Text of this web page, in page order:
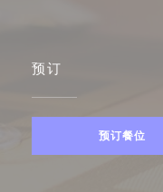
预订
预订餐位